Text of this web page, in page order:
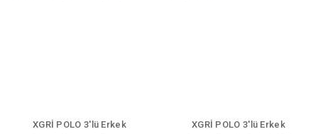
XGRİ POLO 3'lü Erkek
XGRİ POLO 3'lü Erkek